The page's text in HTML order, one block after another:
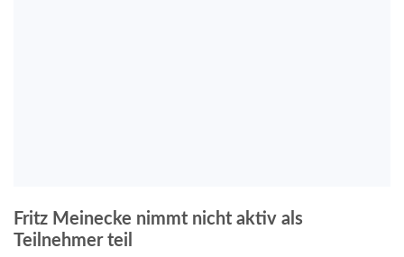
Fritz Meinecke nimmt nicht aktiv als
Teilnehmer teil